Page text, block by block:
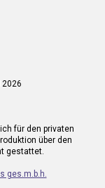
2026
für den privaten
über den
gestattet.
ges.m.b.h.